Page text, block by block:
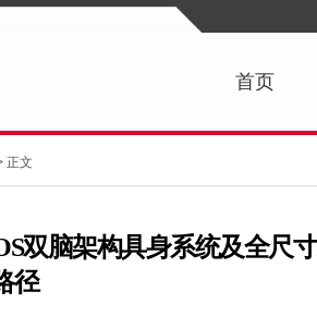
首页
正文
双脑架构具身系统及全尺
径